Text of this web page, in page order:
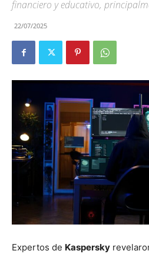
financiero y educativo,
22/07/2025
Expertos de Kaspersky